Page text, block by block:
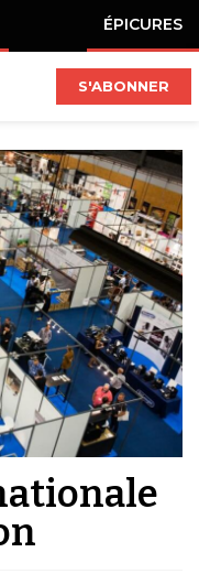
ÉPICURES
S'ABONNER